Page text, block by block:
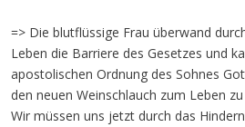
=> Die blutflüssige Frau überwand
Leben die Barriere des Gesetzes und
apostolischen Ordnung des Sohnes
den neuen Weinschlauch zum Leben
Wir müssen uns jetzt durch das